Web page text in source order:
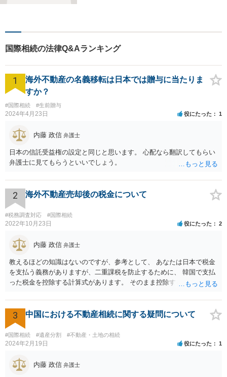
ち、希望、考え方を尊重し、
迅速に問題を解決することを
心がけております。
国際相続の法律Q&Aランキング
1
海外不動産の名義移転は日本では贈与に当たりま
すか？
#国際相続 #生前贈与
2024年4月23日 役にたった 1
内藤 政信 弁護士
日本の信託受益権の設定と同じと思います。 心配なら翻訳してもらい
弁護士に見てもらうといいでしょう。
2 海外不動産売却後の税金について
#税務調査対応 #国際相続
2022年10月23日 役にたった 2
内藤 政信 弁護士
教えるほどの知識はないのですが、参考として、 あなたは日本で税金
を支払う義務がありますが、二重課税を防止するために、 韓国で支払
った税金を控除する計算式があります。 そのまま控除するわけではな
談にいかれて、確定申告時の知識を習得されるといい でしょう。
3 中国における不動産相続に関する疑問について
#国際相続 #遺産分割 #不動産・土地の相続
2024年2月19日 役にたった 1
内藤 政信 弁護士